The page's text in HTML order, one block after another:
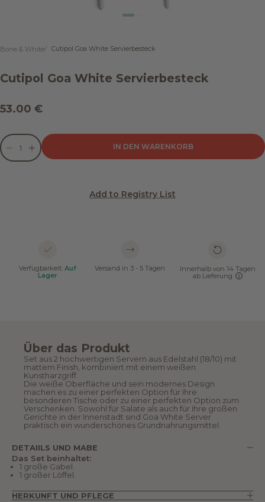
Gehe zu Element 1
Gehe zu Element 2
Bone & White Cutipol Goa White Servierbesteck
Cutipol Goa White Servierbesteck
Angebot
53.00 €
Anzahl verringern
Anzahl verringern
IN DEN WARENKORB
Add to Registry List
Verfügbarkeit: Auf
Lager
Versand in 3 - 5 Tagen
Innerhalb von 14 Tagen
ab Lieferung
Über das Produkt
Set aus 2 hochwertigen Servern aus Edelstahl (18/10) mit
mattem Finish, kombiniert mit einem weißen
Kunstharzgriff.
Die weiße Oberfläche und sein modernes Design
machen es zu einer perfekten Option für Ihre
besonderen Tische oder zu einer perfekten Option zum
Verschenken. Sowohl für Salate als auch für Ihre großen
Gerichte in der Innenstadt sind Goa White Server
praktisch ein wunderschönes Grundnahrungsmittel.
DETAIILS UND MABE
Das Set beinhaltet:
1 große Gabel.
1 großer Löffel.
HERKUNFT UND PFLEGE